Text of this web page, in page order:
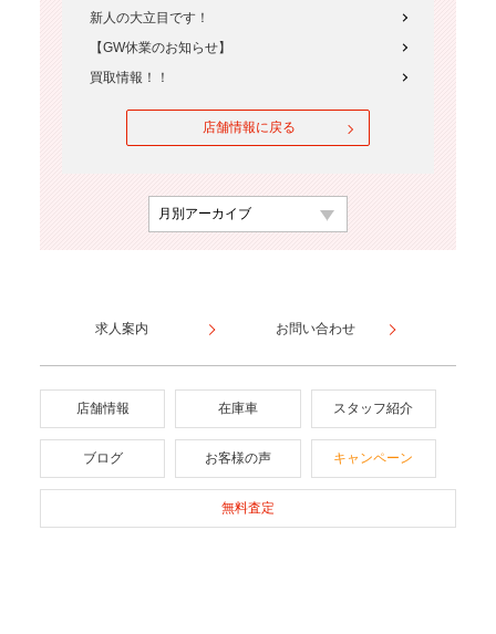
新人の大立目です！
【GW休業のお知らせ】
買取情報！！
店舗情報に戻る
求人案内 お問い合わせ
店舗情報 在庫車 スタッフ紹介
ブログ お客様の声 キャンペーン
無料査定